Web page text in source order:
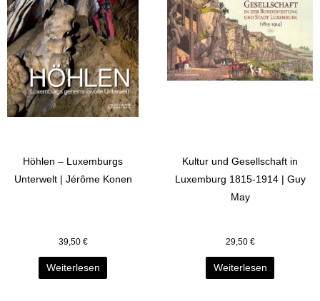
Höhlen – Luxemburgs
Unterwelt | Jérôme Konen
39,50 €
Weiterlesen
Kultur und Gesellschaft in
Luxemburg 1815-1914 | Guy
May
29,50 €
Weiterlesen